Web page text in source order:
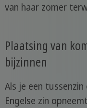
van haar zomer
Plaatsing van
bijzinnen
Als je een
Engelse zin